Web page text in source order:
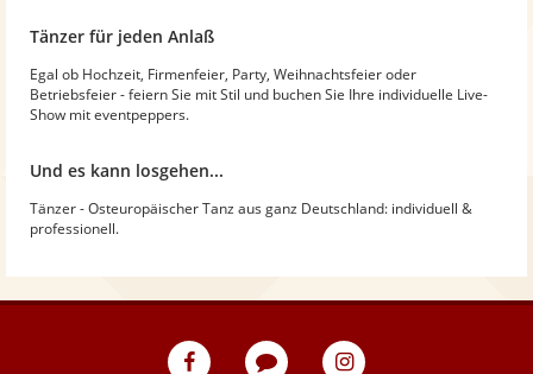
Tänzer für jeden Anlaß
Egal ob Hochzeit, Firmenfeier, Party, Weihnachtsfeier oder
Betriebsfeier - feiern Sie mit Stil und buchen Sie Ihre individuelle Live-
Show mit eventpeppers.
Und es kann losgehen...
Tänzer - Osteuropäischer Tanz aus ganz Deutschland: individuell &
professionell.
eventpeppers
Blog
eventpeppers